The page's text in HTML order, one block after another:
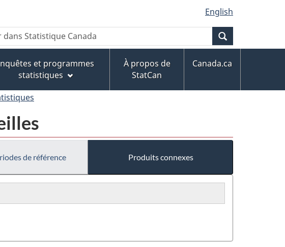
English
et programmes
statistiques
À propos de
StatCan
Canada.ca
de référence Produits connexes